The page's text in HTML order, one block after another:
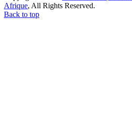
Afrique, All Rights Reserved.
Back to top